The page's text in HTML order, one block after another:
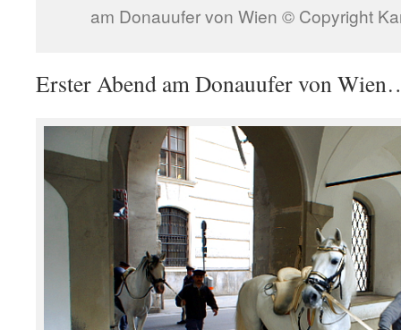
am Donauufer von Wien © Copyright
Erster Abend am Donauufer von